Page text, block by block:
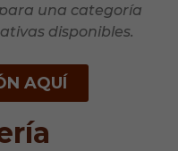
una categoría
disponibles.
AQUÍ